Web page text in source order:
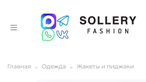
Главная Одежда Жакеты и пиджаки